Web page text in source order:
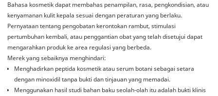
Bahasa kosmetik dapat membahas penampilan, rasa, pengkondisian, atau
kenyamanan kulit kepala sesuai dengan peraturan yang berlaku.
Pernyataan tentang pengobatan kerontokan rambut, stimulasi
pertumbuhan kembali, atau penggantian obat yang telah disetujui dapat
mengarahkan produk ke area regulasi yang berbeda.
Merek yang sebaiknya menghindari:
Menghadirkan peptida kosmetik atau serum botani sebagai setara
dengan minoxidil tanpa bukti dan tinjauan yang memadai.
Menggunakan hasil studi bahan baku seolah-olah itu adalah bukti klinis